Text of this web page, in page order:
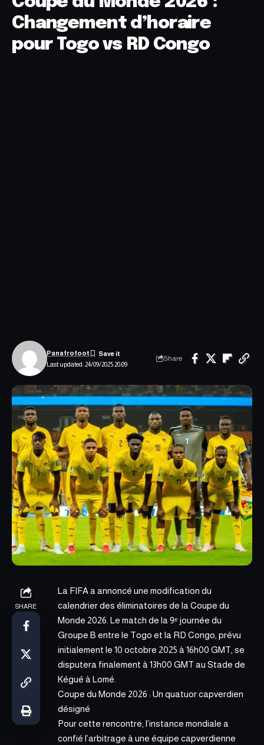
Changement d’horaire
pour Togo vs RD Congo
Last updated: 24/09/2025 20:09
Panafrofoot
Share
SHARE
La FIFA a annoncé une modification du
calendrier des éliminatoires de la Coupe du
Monde 2026. Le match de la 9ᵉ journée du
Groupe B entre le Togo et la RD Congo, prévu
initialement le 10 octobre 2025 à 16h00 GMT, se
disputera finalement à 13h00 GMT au Stade de
Kégué à Lomé.
Coupe du Monde 2026 : Un quatuor capverdien
désigné
Pour cette rencontre, l’instance mondiale a
confié l’arbitrage à une équipe capverdienne